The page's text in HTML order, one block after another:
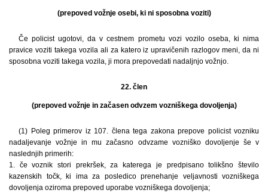
(prepoved vožnje osebi, ki ni sposobna voziti)
Če policist ugotovi, da v cestnem prometu vozi vozilo oseba, ki nima
pravice voziti takega vozila ali za katero iz upravičenih razlogov meni, da ni
sposobna voziti takega vozila, ji mora prepovedati nadaljnjo vožnjo.
22. člen
(prepoved vožnje in začasen odvzem vozniškega dovoljenja)
(1) Poleg primerov iz 107. člena tega zakona prepove policist vozniku
nadaljevanje vožnje in mu začasno odvzame vozniško dovoljenje še v
naslednjih primerih:
1. če voznik stori prekršek, za katerega je predpisano tolikšno število
kazenskih točk, ki ima za posledico prenehanje veljavnosti vozniškega
dovoljenja oziroma prepoved uporabe vozniškega dovoljenja;